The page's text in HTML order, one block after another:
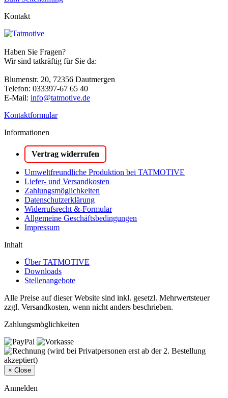
Kontakt
Haben Sie Fragen?
Wir sind tatkräftig für Sie da:
Blumenstr. 20, 72356 Dautmergen
Telefon: 033397-67 65 40
E-Mail: info@tatmotive.de
Kontaktformular
Informationen
Vertrag widerrufen
Umweltfreundliche Produktion bei TATMOTIVE
Liefer- und Versandkosten
Zahlungsmöglichkeiten
Datenschutzerklärung
Widerrufsrecht &-Formular
Allgemeine Geschäftsbedingungen
Impressum
Inhalt
Über TATMOTIVE
Downloads
Stellenangebote
Alle Preise auf dieser Website sind inkl. gesetzl. Mehrwertsteuer
zzgl. Versandkosten, wenn nicht anders beschrieben.
Zahlungsmöglichkeiten
× Close
Anmelden